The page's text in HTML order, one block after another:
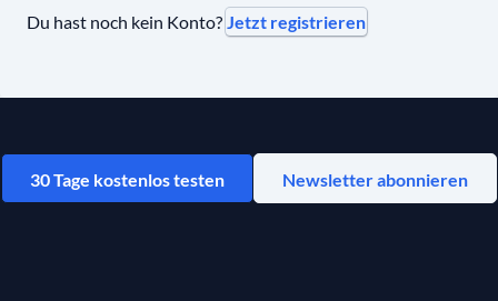
Du hast noch kein Konto? Jetzt registrieren
30 Tage kostenlos testen Newsletter abonnieren